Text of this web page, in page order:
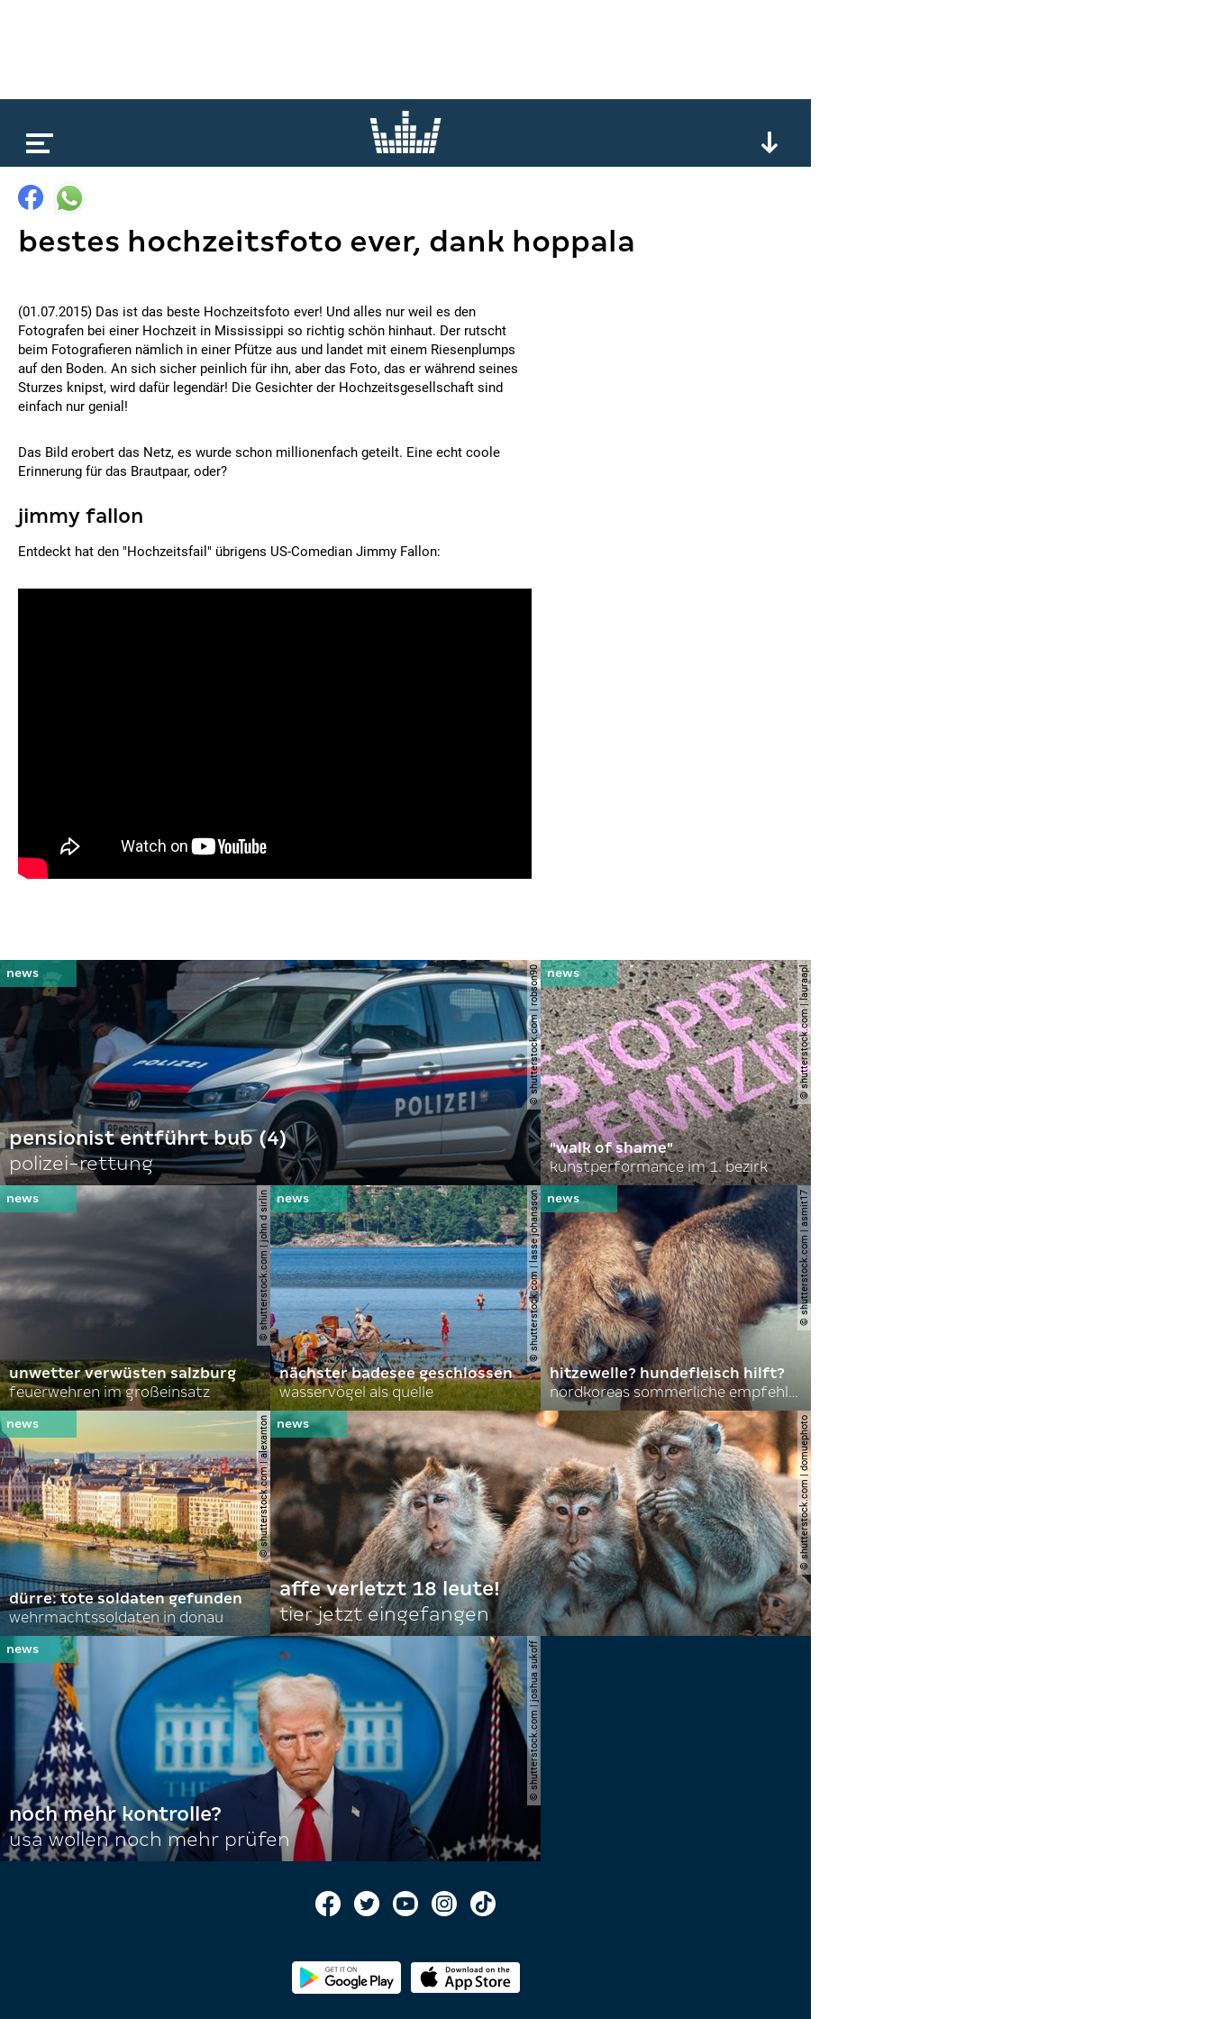
bestes hochzeitsfoto ever, dank hoppala
(01.07.2015) Das ist das beste Hochzeitsfoto ever! Und alles nur weil es den
Fotografen bei einer Hochzeit in Mississippi so richtig schön hinhaut. Der rutscht
beim Fotografieren nämlich in einer Pfütze aus und landet mit einem Riesenplumps
auf den Boden. An sich sicher peinlich für ihn, aber das Foto, das er während seines
Sturzes knipst, wird dafür legendär! Die Gesichter der Hochzeitsgesellschaft sind
einfach nur genial!
Das Bild erobert das Netz, es wurde schon millionenfach geteilt. Eine echt coole
Erinnerung für das Brautpaar, oder?
jimmy fallon
Entdeckt hat den "Hochzeitsfail" übrigens US-Comedian Jimmy Fallon:
© shutterstock.com | robson90
pensionist entführt bub (4)
polizei-rettung
© shutterstock.com | lauraapl
"walk of shame"
kunstperformance im 1. bezirk
© shutterstock.com | john d sirlin
unwetter verwüsten salzburg
feuerwehren im großeinsatz
© shutterstock.com | lasse johansson
nächster badesee geschlossen
wasservögel als quelle
© shutterstock.com | asmit17
hitzewelle? hundefleisch hilft?
nordkoreas sommerliche empfehlungen
© shutterstock.com | alexanton
dürre: tote soldaten gefunden
wehrmachtssoldaten in donau
© shutterstock.com | domuephoto
affe verletzt 18 leute!
tier jetzt eingefangen
© shutterstock.com | joshua sukoff
noch mehr kontrolle?
usa wollen noch mehr prüfen